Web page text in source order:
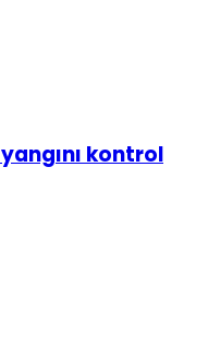
kontrol